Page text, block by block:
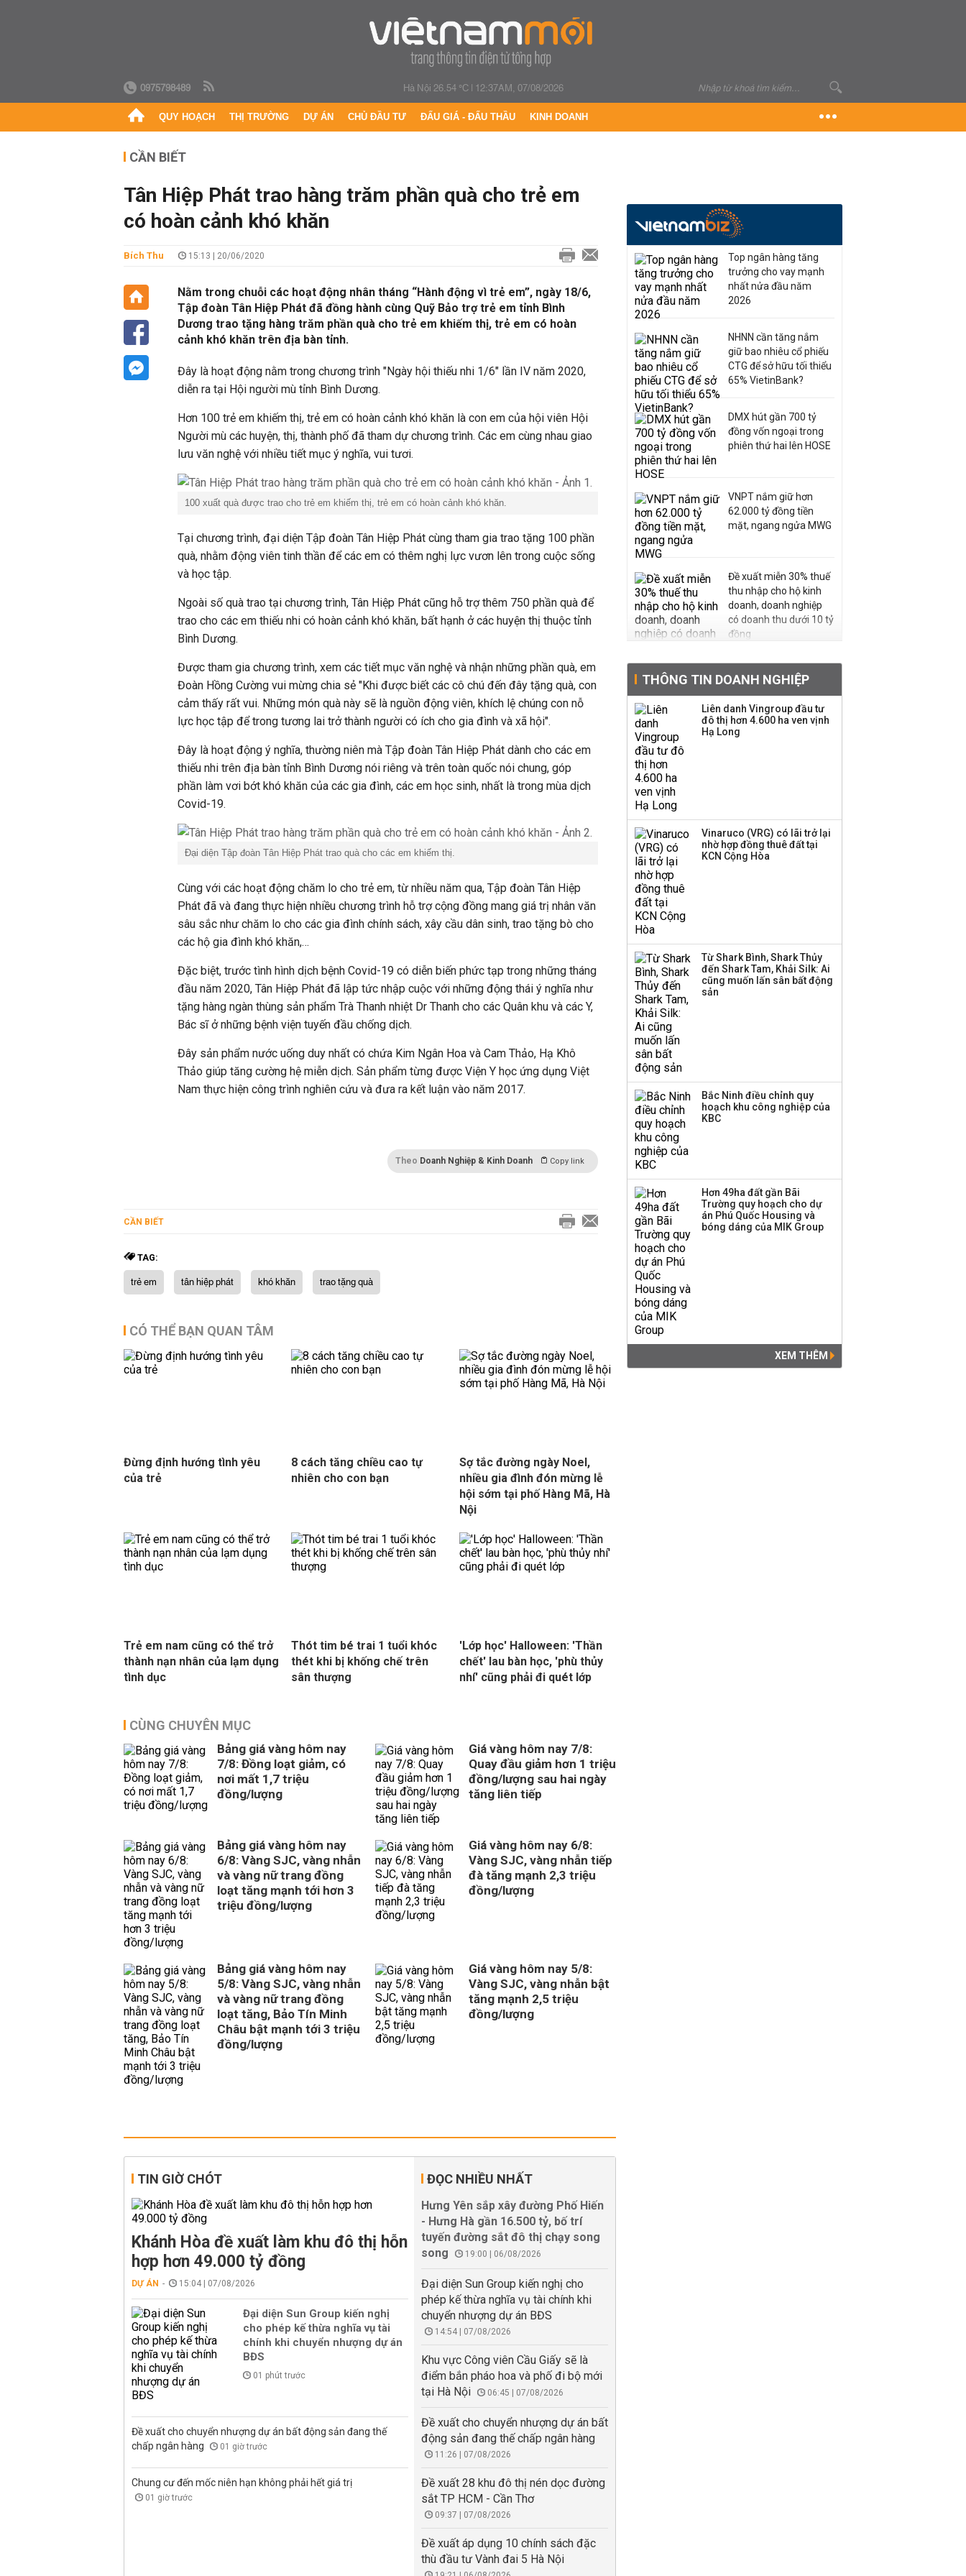
0975798489 Hà Nội 26.54 °C| 12:37AM, 07/08/2026
QUY HOẠCH THỊ TRƯỜNG DỰ ÁN CHỦ ĐẦU TƯ ĐẤU GIÁ - ĐẤU THẦU KINH DOANH
CẦN BIẾT
Tân Hiệp Phát trao hàng trăm phần quà cho trẻ em
có hoàn cảnh khó khăn
Bích Thu 15:13 | 20/06/2020
Nằm trong chuỗi các hoạt động nhân tháng “Hành động vì trẻ em”, ngày 18/6,
Tập đoàn Tân Hiệp Phát đã đồng hành cùng Quỹ Bảo trợ trẻ em tỉnh Bình
Dương trao tặng hàng trăm phần quà cho trẻ em khiếm thị, trẻ em có hoàn
cảnh khó khăn trên địa bàn tỉnh.
Đây là hoạt động nằm trong chương trình "Ngày hội thiếu nhi 1/6" lần IV năm 2020,
diễn ra tại Hội người mù tỉnh Bình Dương.
Hơn 100 trẻ em khiếm thị, trẻ em có hoàn cảnh khó khăn là con em của hội viên Hội
Người mù các huyện, thị, thành phố đã tham dự chương trình. Các em cùng nhau giao
lưu văn nghệ với nhiều tiết mục ý nghĩa, vui tươi.
100 xuất quà được trao cho trẻ em khiếm thị, trẻ em có hoàn cảnh khó khăn.
Tại chương trình, đại diện Tập đoàn Tân Hiệp Phát cùng tham gia trao tặng 100 phần
quà, nhằm động viên tinh thần để các em có thêm nghị lực vươn lên trong cuộc sống
và học tập.
Ngoài số quà trao tại chương trình, Tân Hiệp Phát cũng hỗ trợ thêm 750 phần quà để
trao cho các em thiếu nhi có hoàn cảnh khó khăn, bất hạnh ở các huyện thị thuộc tỉnh
Bình Dương.
Được tham gia chương trình, xem các tiết mục văn nghệ và nhận những phần quà, em
Đoàn Hồng Cường vui mừng chia sẻ "Khi được biết các cô chú đến đây tặng quà, con
cảm thấy rất vui. Những món quà này sẽ là nguồn động viên, khích lệ chúng con nỗ
lực học tập để trong tương lai trở thành người có ích cho gia đình và xã hội".
Đây là hoạt động ý nghĩa, thường niên mà Tập đoàn Tân Hiệp Phát dành cho các em
thiếu nhi trên địa bàn tỉnh Bình Dương nói riêng và trên toàn quốc nói chung, góp
phần làm vơi bớt khó khăn của các gia đình, các em học sinh, nhất là trong mùa dịch
Covid-19.
Đại diện Tập đoàn Tân Hiệp Phát trao quà cho các em khiếm thị.
Cùng với các hoạt động chăm lo cho trẻ em, từ nhiều năm qua, Tập đoàn Tân Hiệp
Phát đã và đang thực hiện nhiều chương trình hỗ trợ cộng đồng mang giá trị nhân văn
sâu sắc như chăm lo cho các gia đình chính sách, xây cầu dân sinh, trao tặng bò cho
các hộ gia đình khó khăn,…
Đặc biệt, trước tình hình dịch bệnh Covid-19 có diễn biến phức tạp trong những tháng
đầu năm 2020, Tân Hiệp Phát đã lập tức nhập cuộc với những động thái ý nghĩa như
tặng hàng ngàn thùng sản phẩm Trà Thanh nhiệt Dr Thanh cho các Quân khu và các Y,
Bác sĩ ở những bệnh viện tuyến đầu chống dịch.
Đây sản phẩm nước uống duy nhất có chứa Kim Ngân Hoa và Cam Thảo, Hạ Khô
Thảo giúp tăng cường hệ miễn dịch. Sản phẩm từng được Viện Y học ứng dụng Việt
Nam thực hiện công trình nghiên cứu và đưa ra kết luận vào năm 2017.
Theo Doanh Nghiệp & Kinh Doanh Copy link
CẦN BIẾT
TAG:
trẻ em tân hiệp phát khó khăn trao tặng quà
CÓ THỂ BẠN QUAN TÂM
Đừng định hướng tình yêu
của trẻ
8 cách tăng chiều cao tự
nhiên cho con bạn
Sợ tắc đường ngày Noel,
nhiều gia đình đón mừng lễ
hội sớm tại phố Hàng Mã, Hà
Nội
Trẻ em nam cũng có thể trở
thành nạn nhân của lạm dụng
tình dục
Thót tim bé trai 1 tuổi khóc
thét khi bị khống chế trên
sân thượng
'Lớp học' Halloween: 'Thần
chết' lau bàn học, 'phù thủy
nhí' cũng phải đi quét lớp
CÙNG CHUYÊN MỤC
Bảng giá vàng hôm nay
7/8: Đồng loạt giảm, có
nơi mất 1,7 triệu
đồng/lượng
Giá vàng hôm nay 7/8:
Quay đầu giảm hơn 1 triệu
đồng/lượng sau hai ngày
tăng liên tiếp
Bảng giá vàng hôm nay
6/8: Vàng SJC, vàng nhẫn
và vàng nữ trang đồng
loạt tăng mạnh tới hơn 3
triệu đồng/lượng
Giá vàng hôm nay 6/8:
Vàng SJC, vàng nhẫn tiếp
đà tăng mạnh 2,3 triệu
đồng/lượng
Bảng giá vàng hôm nay
5/8: Vàng SJC, vàng nhẫn
và vàng nữ trang đồng
loạt tăng, Bảo Tín Minh
Châu bật mạnh tới 3 triệu
đồng/lượng
Giá vàng hôm nay 5/8:
Vàng SJC, vàng nhẫn bật
tăng mạnh 2,5 triệu
đồng/lượng
TIN GIỜ CHÓT
Khánh Hòa đề xuất làm khu đô thị hỗn
hợp hơn 49.000 tỷ đồng
DỰ ÁN 15:04 | 07/08/2026
Đại diện Sun Group kiến nghị
cho phép kế thừa nghĩa vụ tài
chính khi chuyển nhượng dự án
BĐS
01 phút trước
Đề xuất cho chuyển nhượng dự án bất động sản đang thế
chấp ngân hàng
01 giờ trước
Chung cư đến mốc niên hạn không phải hết giá trị
01 giờ trước
ĐỌC NHIỀU NHẤT
Hưng Yên sắp xây đường Phố Hiến
- Hưng Hà gần 16.500 tỷ, bố trí
tuyến đường sắt đô thị chạy song
song
19:00 | 06/08/2026
Đại diện Sun Group kiến nghị cho
phép kế thừa nghĩa vụ tài chính khi
chuyển nhượng dự án BĐS
14:54 | 07/08/2026
Khu vực Công viên Cầu Giấy sẽ là
điểm bắn pháo hoa và phố đi bộ mới
tại Hà Nội
06:45 | 07/08/2026
Đề xuất cho chuyển nhượng dự án bất
động sản đang thế chấp ngân hàng
11:26 | 07/08/2026
Đề xuất 28 khu đô thị nén dọc đường
sắt TP HCM - Cần Thơ
09:37 | 07/08/2026
Đề xuất áp dụng 10 chính sách đặc
thù đầu tư Vành đai 5 Hà Nội
Top ngân hàng tăng
trưởng cho vay mạnh
nhất nửa đầu năm
2026
NHNN cần tăng nắm
giữ bao nhiêu cổ phiếu
CTG để sở hữu tối thiểu
65% VietinBank?
DMX hút gần 700 tỷ
đồng vốn ngoại trong
phiên thứ hai lên HOSE
VNPT nắm giữ hơn
62.000 tỷ đồng tiền
mặt, ngang ngửa MWG
Đề xuất miễn 30% thuế
thu nhập cho hộ kinh
doanh, doanh nghiệp
có doanh thu dưới 10 tỷ
đồng
gần 500 triệu cổ phiếu,
tăng vốn lên gần
77.800 tỷ
phiếu, người làm chủ
tịch ở tuổi 27
Việt Nam muốn phát
triển quỹ hưu trí: Từ tiết
kiệm gia đình thành
THÔNG TIN DOANH NGHIỆP
Liên danh Vingroup đầu tư
đô thị hơn 4.600 ha ven vịnh
Hạ Long
Vinaruco (VRG) có lãi trở lại
nhờ hợp đồng thuê đất tại
KCN Cộng Hòa
Từ Shark Bình, Shark Thủy
đến Shark Tam, Khải Silk: Ai
cũng muốn lấn sân bất động
sản
Bắc Ninh điều chỉnh quy
hoạch khu công nghiệp của
KBC
Hơn 49ha đất gần Bãi
Trường quy hoạch cho dự
án Phú Quốc Housing và
bóng dáng của MIK Group
XEM THÊM